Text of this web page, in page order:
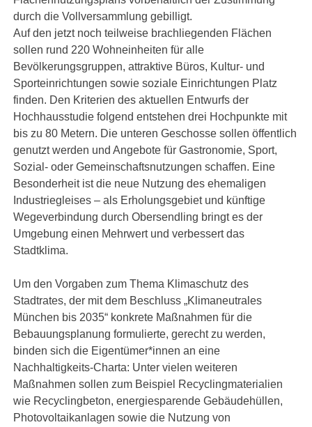
durch die Vollversammlung gebilligt.
Auf den jetzt noch teilweise brachliegenden Flächen
sollen rund 220 Wohneinheiten für alle
Bevölkerungsgruppen, attraktive Büros, Kultur- und
Sporteinrichtungen sowie soziale Einrichtungen Platz
finden. Den Kriterien des aktuellen Entwurfs der
Hochhausstudie folgend entstehen drei Hochpunkte mit
bis zu 80 Metern. Die unteren Geschosse sollen öffentlich
genutzt werden und Angebote für Gastronomie, Sport,
Sozial- oder Gemeinschaftsnutzungen schaffen. Eine
Besonderheit ist die neue Nutzung des ehemaligen
Industriegleises – als Erholungsgebiet und künftige
Wegeverbindung durch Obersendling bringt es der
Umgebung einen Mehrwert und verbessert das
Stadtklima.
Um den Vorgaben zum Thema Klimaschutz des
Stadtrates, der mit dem Beschluss „Klimaneutrales
München bis 2035“ konkrete Maßnahmen für die
Bebauungsplanung formulierte, gerecht zu werden,
binden sich die Eigentümer*innen an eine
Nachhaltigkeits-Charta: Unter vielen weiteren
Maßnahmen sollen zum Beispiel Recyclingmaterialien
wie Recyclingbeton, energiesparende Gebäudehüllen,
Photovoltaikanlagen sowie die Nutzung von